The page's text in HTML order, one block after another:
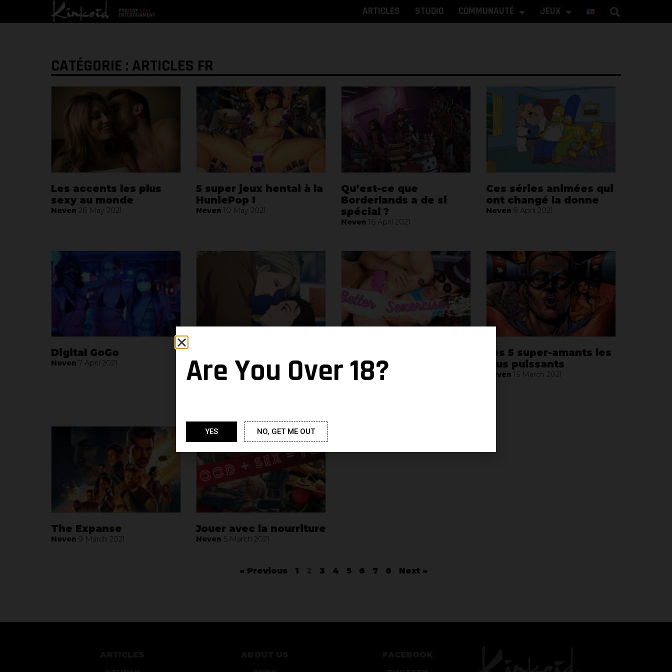
ARTICLES STUDIO COMMUNAUTÉ JEUX
CATÉGORIE : ARTICLES FR
Les accents les plus
sexy au monde
Neven 26 May 2021
5 super jeux hentai à la
HuniePop !
Neven 10 May 2021
Qu’est-ce que
Borderlands a de si
spécial ?
Neven 16 April 2021
Ces séries animées qui
ont changé la donne
Neven 9 April 2021
Digital GoGo
Neven 7 April 2021
découvrir le monde
merveilleux de l’anime
des sexercices
Neven17 March 2021
Les 5 super-amants les
plus puissants
Neven 15 March 2021
The Expanse
Neven 9 March 2021
Jouer avec la nourriture
Neven 5 March 2021
« Previous 1 3 4 5 6 7 8 Next »
Are You Over 18?
YES NO, GET ME OUT